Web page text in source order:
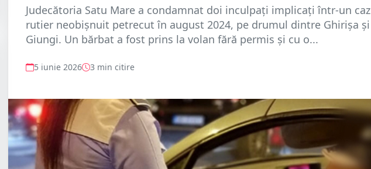
Judecătoria Satu Mare a condamnat doi inculpați implicați într-un caz
rutier neobișnuit petrecut în august 2024, pe drumul dintre Ghirișa și
Giungi. Un bărbat a fost prins la volan fără permis și cu o...
5 iunie 2026 3 min citire